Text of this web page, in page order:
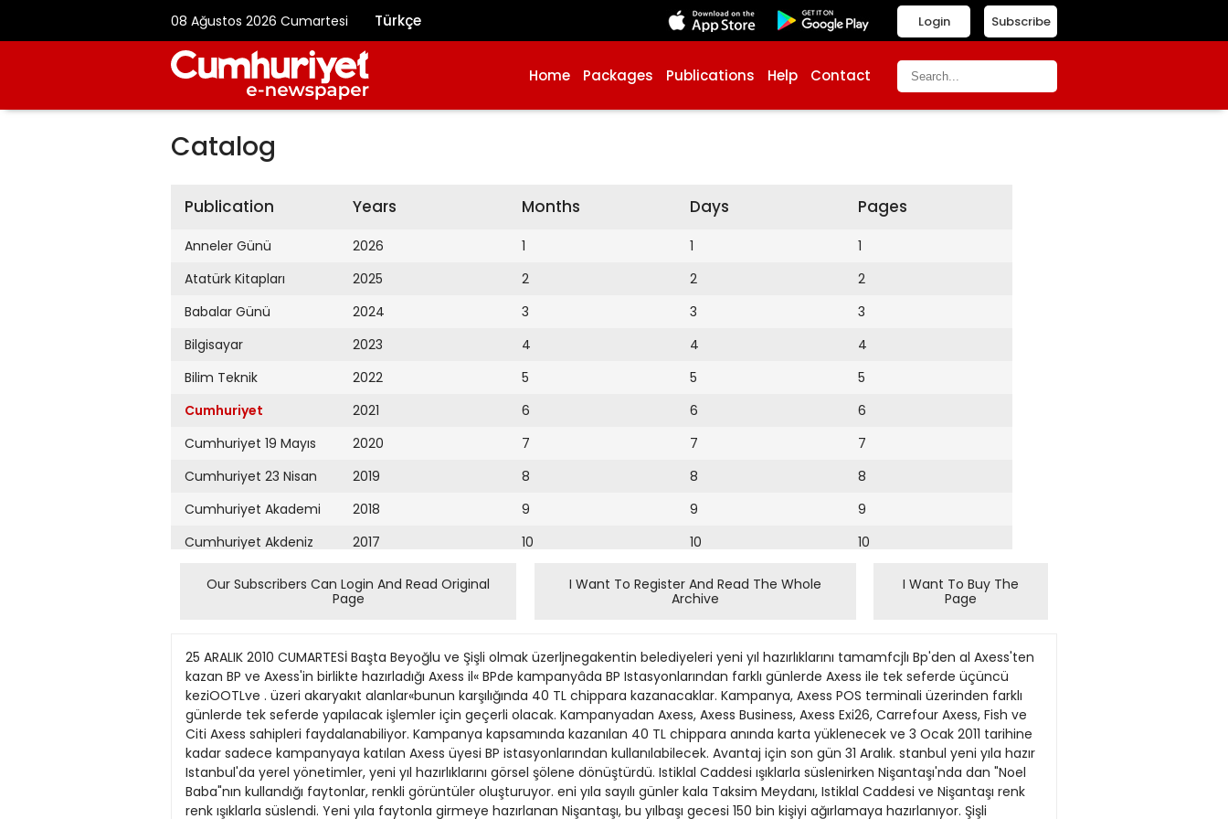
08 Ağustos 2026 Cumartesi Türkçe Subscribe
Login
Home Packages Publications Help Contact
Catalog
Publication
Anneler Günü
Atatürk Kitapları
Babalar Günü
Bilgisayar
Bilim Teknik
Cumhuriyet
Cumhuriyet 19 Mayıs
Cumhuriyet 23 Nisan
Cumhuriyet Akademi
Cumhuriyet Akdeniz
Cumhuriyet Alışveriş
Cumhuriyet Ankara
Cumhuriyet Büyük
Taaruz
Cumhuriyet
Cumartesi
Cumhuriyet Çevre
Years
2026
2025
2024
2023
2022
2021
2020
2019
2018
2017
2016
2015
2013
2012
2011
2010
2009
Months
1
2
3
4
5
6
7
8
9
10
Days
1
2
3
4
5
6
7
8
9
10
11
12
14
16
17
18
Pages
1
2
3
4
5
6
7
8
9
10
14
15
16
17
18
Our Subscribers Can Login And Read Original
Page
I Want To Register And Read The Whole
Archive
I Want To Buy The
Page
25 ARALIK 2010 CUMARTESİ Başta Beyoğlu ve Şişli olmak üzerljnegakentin belediyeleri yeni yıl hazırlıklarını tamamfcjlı Bp'den al Axess'ten
kazan BP ve Axess'in birlikte hazırladığı Axess il« BPde kampanyâda BP Istasyonlarından farklı günlerde Axess ile tek seferde üçüncü
keziOOTLve . üzeri akaryakıt alanlar«bunun karşılığında 40 TL chippara kazanacaklar. Kampanya, Axess POS terminali üzerinden farklı
günlerde tek seferde yapılacak işlemler için geçerli olacak. Kampanyadan Axess, Axess Business, Axess Exi26, Carrefour Axess, Fish ve
Citi Axess sahipleri faydalanabiliyor. Kampanya kapsamında kazanılan 40 TL chippara anında karta yüklenecek ve 3 Ocak 2011 tarihine
kadar sadece kampanyaya katılan Axess üyesi BP istasyonlarından kullanılabilecek. Avantaj için son gün 31 Aralık. stanbul yeni yıla hazır
Istanbul'da yerel yönetimler, yeni yıl hazırlıklarını görsel şölene dönüştürdü. Istiklal Caddesi ışıklarla süslenirken Nişantaşı'nda dan "Noel
Baba"nın kullandığı faytonlar, renkli görüntüler oluşturuyor. eni yıla sayılı günler kala Taksim Meydanı, Istiklal Caddesi ve Nişantaşı renk
renk ışıklarla süslendi. Yeni yıla faytonla girmeye hazırlanan Nişantaşı, bu yılbaşı gecesi 150 bin kişiyi ağırlamaya hazırlanıyor. Şişli